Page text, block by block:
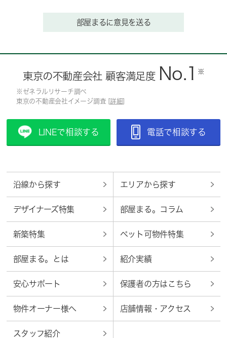
部屋まるに意見を送る
東京の不動産会社 顧客満足度 No.1 ※
※ゼネラルリサーチ調べ
東京の不動産会社イメージ調査 [ 詳細
LINEで相談する 電話で相談する
沿線から探す エリアから探す
デザイナーズ特集 部屋まる。コラム
新築特集 ペット可物件特集
部屋まる。とは 紹介実績
安心サポート 保護者の方はこちら
物件オーナー様へ 店舗情報・アクセス
スタッフ紹介